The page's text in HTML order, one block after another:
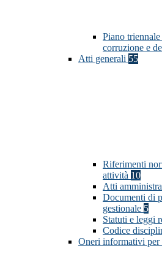
Piano
corruzione e
Atti generali 55
Riferimenti
attività 10
Atti
Documenti di
gestionale 5
Statuti e leggi
Codice
Oneri informativi per